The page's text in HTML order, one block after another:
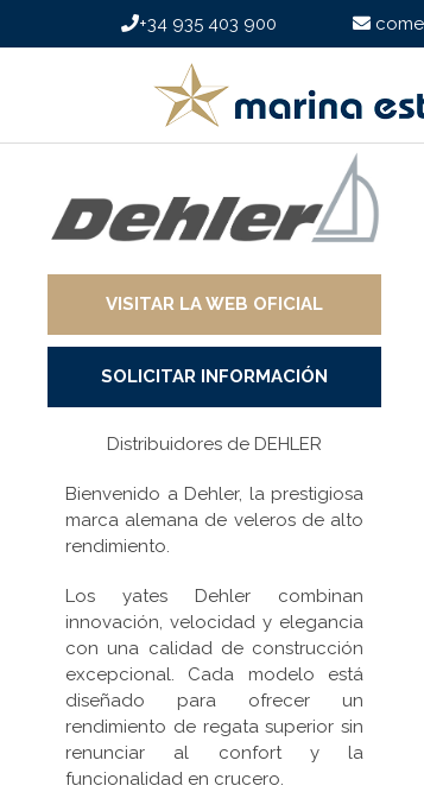
+34 935 403 900
VISITAR LA WEB OFICIAL
SOLICITAR INFORMACIÓN
Distribuidores de DEHLER
Bienvenido a Dehler, la prestigiosa
marca alemana de veleros de alto
rendimiento.
Los yates Dehler combinan
innovación, velocidad y elegancia
con una calidad de construcción
excepcional. Cada modelo está
diseñado para ofrecer un
rendimiento de regata superior sin
renunciar al confort y la
funcionalidad en crucero.